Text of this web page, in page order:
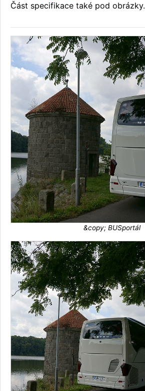
Část specifikace také pod obrázky.
&copy; BUSportál